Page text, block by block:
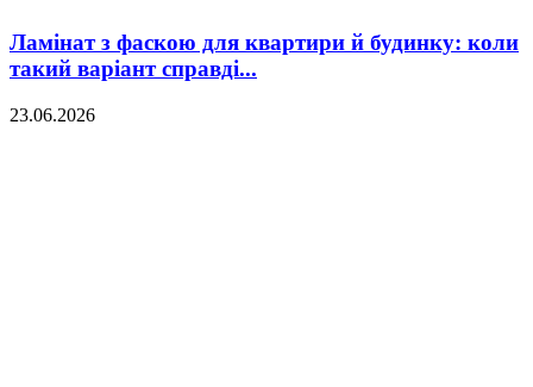
Ламінат з фаскою для квартири й будинку: коли
такий варіант справді...
23.06.2026